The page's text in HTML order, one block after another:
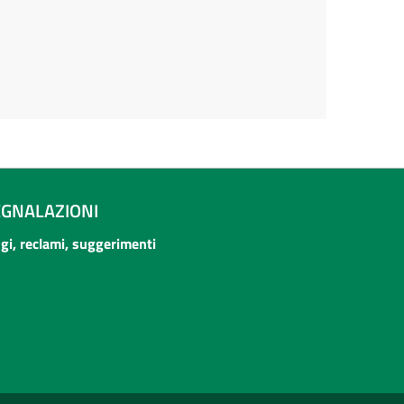
reclami, suggerimenti